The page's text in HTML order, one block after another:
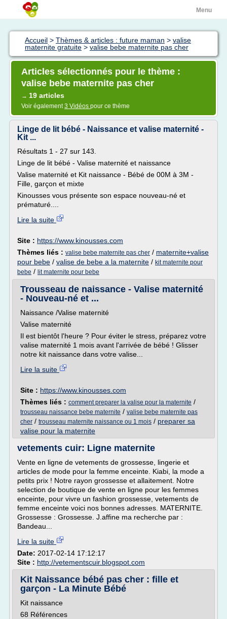
Menu
Accueil > Thèmes & articles : future maman > valise
maternite gratuite > valise bebe maternite pas cher
Articles sélectionnés pour le thème :
valise bebe maternite pas cher
→ 19 articles
Voir également3 Vidéos pour ce thème
Linge de lit bébé - Naissance et valise maternité -
Kit ...
Résultats 1 - 27 sur 143.
Linge de lit bébé - Valise maternité et naissance
Valise maternité et Kit naissance - Bébé de 00M à 3M -
Fille, garçon et mixte
Kinousses vous présente son espace nouveau-né et
prématuré....
Lire la suite
Site : https://www.kinousses.com
Thèmes liés : valise bebe maternite pas cher / maternite+valise
pour bebe / valise de bebe a la maternite / kit maternite pour
bebe / lit maternite pour bebe
Trousseau de naissance - Valise maternité
- Nouveau-né et ...
Naissance /Valise maternité
Valise maternité
Il est bientôt l'heure ? Pour éviter le stress, préparez votre
valise maternité 1 mois avant l'arrivée de bébé ! Glisser
notre kit naissance dans votre valise...
Lire la suite
Site : https://www.kinousses.com
Thèmes liés : comment preparer la valise pour la maternite /
trousseau naissance bebe maternite / valise bebe maternite pas
cher / trousseau maternite naissance ou 1 mois / preparer sa
valise pour la maternite
vetements cuir: Ligne maternite
Vente en ligne de vetements de grossesse, lingerie et
articles de mode pour la femme enceinte. Kiabi, la mode a
petits prix ! Notre rayon grossesse et allaitement. Notre
selection de boutique de vente en ligne pour les femmes
enceinte, pour vivre un fashion grossesse, vetements de
femme enceinte voici nos bonnes adresses. MATERNITE.
Grossesse : Grossesse. J.affine ma recherche par :
Bandeau...
Lire la suite
Date: 2017-02-14 17:12:17
Site : http://vetementscuir.blogspot.com
Kit Naissance bébé pas cher : fille et
garçon - La Minute Bébé
Kit naissance
68 Références